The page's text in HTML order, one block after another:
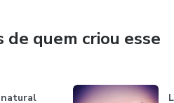
quem criou esse
natural